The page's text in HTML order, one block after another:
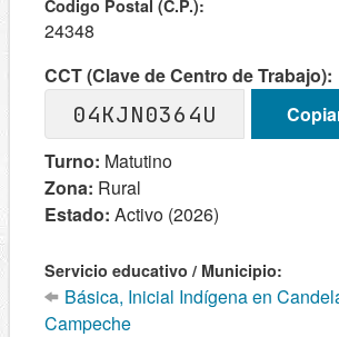
Codigo Postal (C.P.):
24348
CCT (Clave de Centro de Trabajo):
04KJN0364U
Turno: Matutino
Zona: Rural
Estado: Activo (2026)
Servicio educativo / Municipio:
Básica, Inicial Indígena en
Campeche